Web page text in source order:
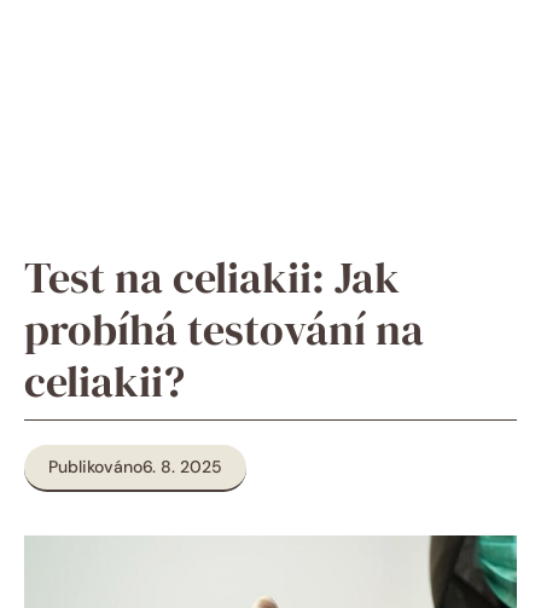
Test na celiakii: Jak
probíhá testování na
celiakii?
Publikováno6. 8. 2025